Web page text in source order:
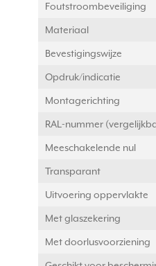
Foutstroombeveiliging
Materiaal
Bevestigingswijze
Opdruk/indicatie
Montagerichting
RAL-nummer
Meeschakelende nul
Transparant
Uitvoering oppervlakte
Met glaszekering
Met doorlusvoorziening